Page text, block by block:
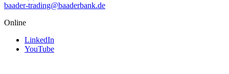
baader-trading@baaderbank.de
Online
LinkedIn
YouTube